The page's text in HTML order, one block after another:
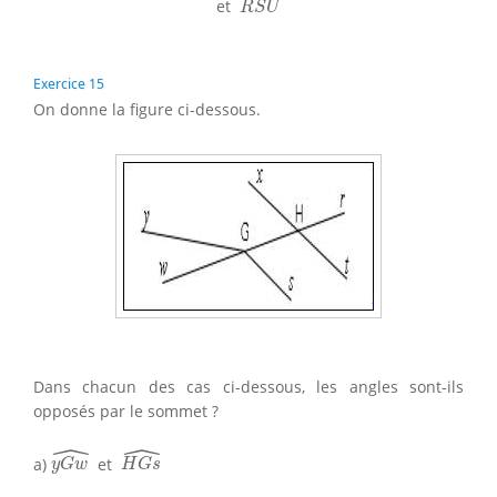
et RSU
Exercice 15
On donne la figure ci-dessous.
Dans chacun des cas ci-dessous, les angles sont-ils
opposés par le sommet ?
a) ˆ
yGw
yGw
et ˆ
HGs
HGs^